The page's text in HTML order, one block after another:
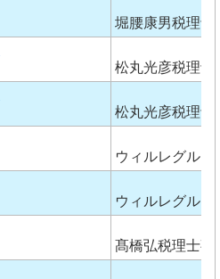
堀腰康男税理士
松丸光彦税理士
松丸光彦税理士
ウィルレグルス
ウィルレグルス
髙橋弘税理士事